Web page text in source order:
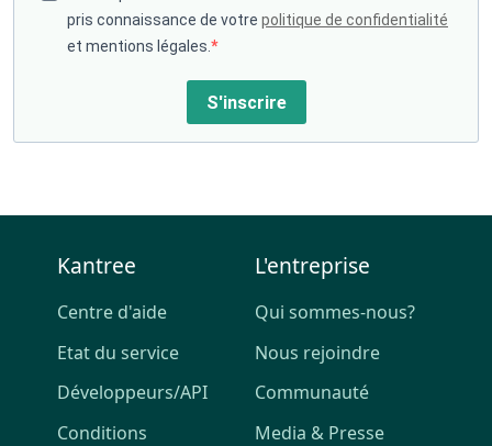
pris connaissance de votre politique de confidentialité
et mentions légales.
S'inscrire
Kantree
Centre d'aide
Etat du service
Développeurs/API
Conditions
L'entreprise
Qui sommes-nous?
Nous rejoindre
Communauté
Media & Presse